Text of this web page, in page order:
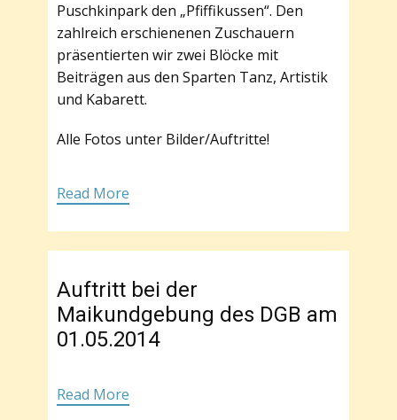
Puschkinpark den „Pfiffikussen“. Den
zahlreich erschienenen Zuschauern
präsentierten wir zwei Blöcke mit
Beiträgen aus den Sparten Tanz, Artistik
und Kabarett.
Alle Fotos unter Bilder/Auftritte!
Read More
Auftritt bei der
Maikundgebung des DGB am
01.05.2014
Read More